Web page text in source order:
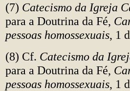
(7) Catecismo da Igreja
para a Doutrina da Fé,
pessoas homossexuais, 1
(8) Cf. Catecismo da
para a Doutrina da Fé,
pessoas homossexuais, 1